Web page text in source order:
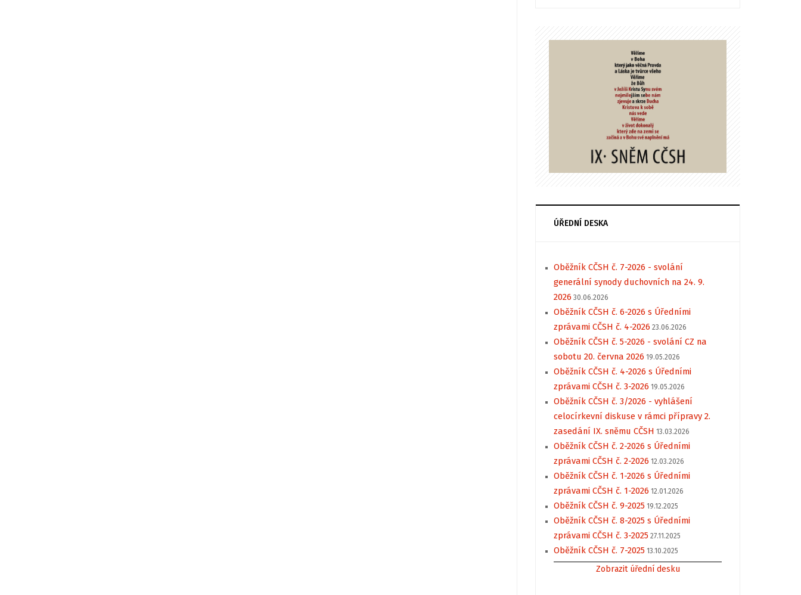
ÚŘEDNÍ DESKA
Oběžník CČSH č. 7-2026 - svolání
generální synody duchovních na 24. 9.
2026 30.06.2026
Oběžník CČSH č. 6-2026 s Úředními
zprávami CČSH č. 4-2026 23.06.2026
Oběžník CČSH č. 5-2026 - svolání CZ na
sobotu 20. června 2026 19.05.2026
Oběžník CČSH č. 4-2026 s Úředními
zprávami CČSH č. 3-2026 19.05.2026
Oběžník CČSH č. 3/2026 - vyhlášení
celocírkevní diskuse v rámci přípravy 2.
zasedání IX. sněmu CČSH 13.03.2026
Oběžník CČSH č. 2-2026 s Úředními
zprávami CČSH č. 2-2026 12.03.2026
Oběžník CČSH č. 1-2026 s Úředními
zprávami CČSH č. 1-2026 12.01.2026
Oběžník CČSH č. 9-2025 19.12.2025
Oběžník CČSH č. 8-2025 s Úředními
zprávami CČSH č. 3-2025 27.11.2025
Oběžník CČSH č. 7-2025 13.10.2025
Zobrazit úřední desku